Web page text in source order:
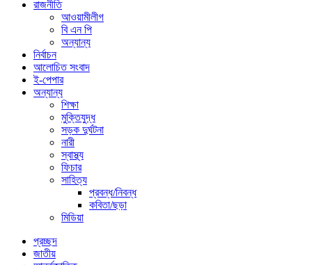
রাজনীতি
আওয়ামীলীগ
বি এন পি
অন্যান্য
নির্বাচন
আলোচিত সংবাদ
ই-পেপার
অন্যান্য
শিক্ষা
মুক্তিযুদ্ধ
সড়ক দুর্ঘটনা
নারী
স্বাস্থ্য
ফিচার
সাহিত্য
প্রবন্ধ/নিবন্ধ
কবিতা/ছড়া
মিডিয়া
প্রচ্ছদ
জাতীয়